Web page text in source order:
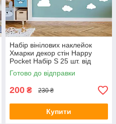
Набір вінілових наклейок
Хмарки декор стін Happy
Pocket Набір S 25 шт. від
85х55мм до 128х93мм білий
матовий
Готово до відправки
200 ₴ 230 ₴
Купити